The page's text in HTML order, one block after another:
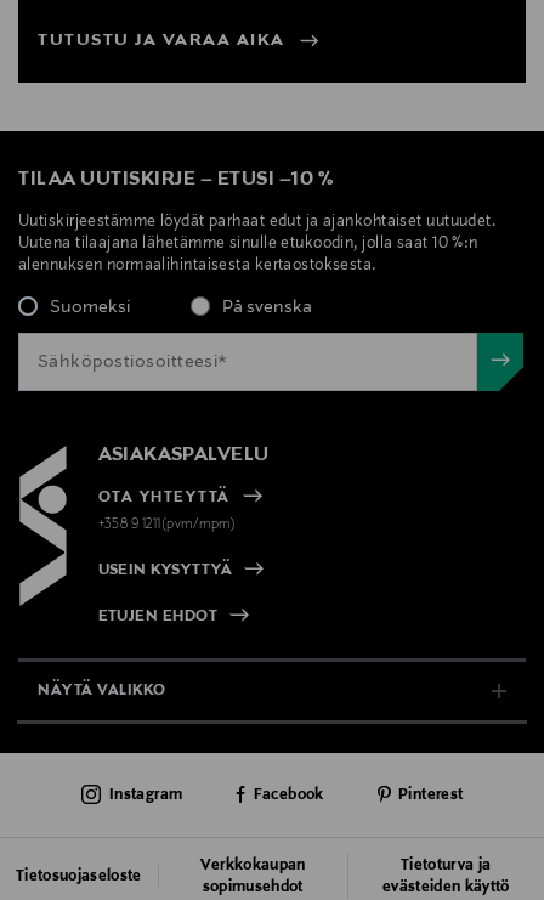
TUTUSTU JA VARAA AIKA
TILAA UUTISKIRJE – ETUSI –10 %
Uutiskirjeestämme löydät parhaat edut ja ajankohtaiset uutuudet.
Uutena tilaajana lähetämme sinulle etukoodin, jolla saat 10 %:n
alennuksen normaalihintaisesta kertaostoksesta.
Suomeksi På svenska
ASIAKASPALVELU
OTA YHTEYTTÄ
+358 9 1211(pvm/mpm)
USEIN KYSYTTYÄ
ETUJEN EHDOT
NÄYTÄ VALIKKO
AJANKOHTAISTA
Tietosuojaseloste
Verkkokaupan
sopimusehdot
Tietoturva ja
evästeiden käyttö
Instagram Facebook Pinterest